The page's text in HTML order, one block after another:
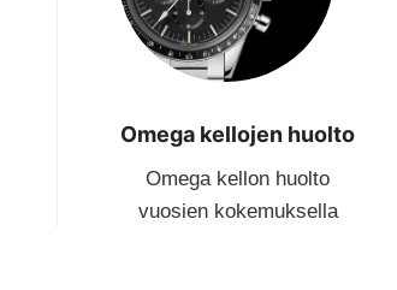
Omega kellojen huolto
Omega kellon huolto
vuosien kokemuksella